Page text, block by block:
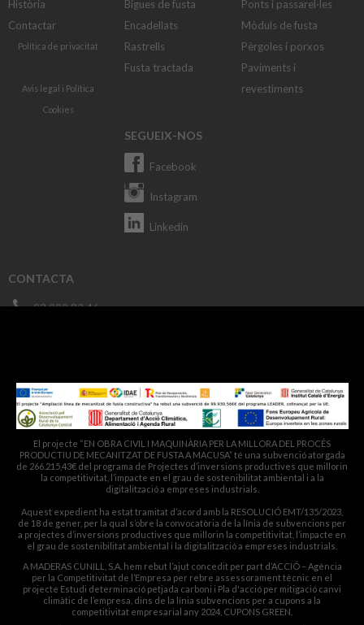
Història
Contactar
Política de privacitat
Avis legal i Política
Cookies
Bigues de fusta
Encadellats
Rastrells
Fusta tractada
Ponts i passarel·les
Mòduls de fusta
Pèrgoles i porxos
Paviments i
revestiments
SEGUEIX-NOS
Facebook
Instagram
Linkedin
CONTACTA
93 822 82 46
El projecte “EN OBRA CIVIL I MAQUINÀRIA PER LA MILLORA DEL PROCÉS
PRODUCTIU DE MECANITZAT DE FUSTA A MACUSA” té una subvenció atorgada
de 266.215,43€ del programa de Projectes d’inversions productives que millorin
la competitivitat, l’impacte en el grau de sostenibilitat ambiental i a la
digitalització a empreses industrials.
Aquest expedient ha estat tramitat d’acord amb la RESOLUCIÓ EMT/135/2023,
de 18 de gener, per la qual s’obre la convocatòria de la línia de subvencions per
a projectes d’inversions productives que millorin la competitivitat, l’impacte en
el grau de sostenibilitat ambiental i la digitalització a empreses industrials.
A MADERAS CUNILL, S.A. hem rebut l’ajut concedit per part d’ACCIÓ – Agència
per la Competitivitat de l’Empresa per rebre assessorament tècnic en el
projecte Estudi determinació petjada carboni i Pla d'acció per mitigació canvi
climàtic de l’empresa, dins de la línia subvencions per a cupons a la
competitivitat empresarial any 2024, CUPONS GREEN.